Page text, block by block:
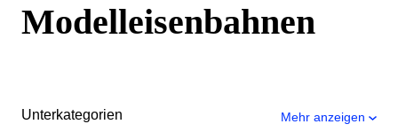
Modelleisenbahnen
Unterkategorien Mehr anzeigen